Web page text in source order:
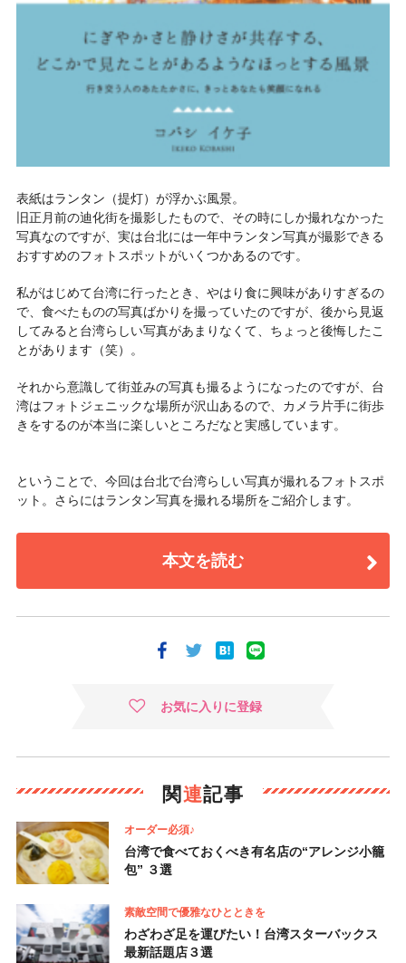
表紙はランタン（提灯）が浮かぶ風景。
旧正月前の迪化街を撮影したもので、その時にしか撮れなかった
写真なのですが、実は台北には一年中ランタン写真が撮影できる
おすすめのフォトスポットがいくつかあるのです。
私がはじめて台湾に行ったとき、やはり食に興味がありすぎるの
で、食べたものの写真ばかりを撮っていたのですが、後から見返
してみると台湾らしい写真があまりなくて、ちょっと後悔したこ
とがあります（笑）。
それから意識して街並みの写真も撮るようになったのですが、台
湾はフォトジェニックな場所が沢山あるので、カメラ片手に街歩
きをするのが本当に楽しいところだなと実感しています。
ということで、今回は台北で台湾らしい写真が撮れるフォトスポ
ット。さらにはランタン写真を撮れる場所をご紹介します。
本文を読む
お気に入りに登録
関連記事
オーダー必須♪
台湾で食べておくべき有名店の“アレンジ小籠
包” ３選
素敵空間で優雅なひとときを
わざわざ足を運びたい！台湾スターバックス
最新話題店３選